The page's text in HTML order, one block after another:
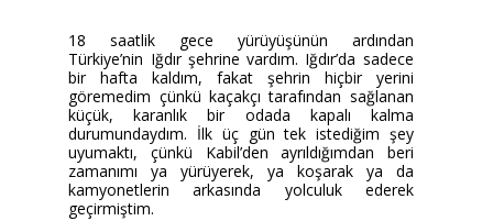
18 saatlik gece yürüyüşünün ardından
Türkiye’nin Iğdır şehrine vardım. Iğdır’da sadece
bir hafta kaldım, fakat şehrin hiçbir yerini
göremedim çünkü kaçakçı tarafından sağlanan
küçük, karanlık bir odada kapalı kalma
durumundaydım. İlk üç gün tek istediğim şey
uyumaktı, çünkü Kabil’den ayrıldığımdan beri
zamanımı ya yürüyerek, ya koşarak ya da
kamyonetlerin arkasında yolculuk ederek
geçirmiştim.